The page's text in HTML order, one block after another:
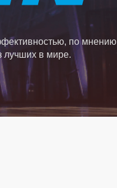
по мнению
лучших в мире.